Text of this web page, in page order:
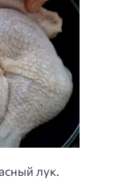
лук.